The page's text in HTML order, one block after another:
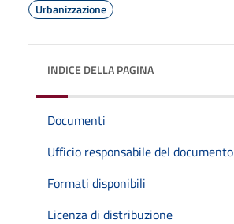
Urbanizzazione
INDICE DELLA PAGINA
Documenti
Ufficio responsabile del documento
Formati disponibili
Licenza di distribuzione